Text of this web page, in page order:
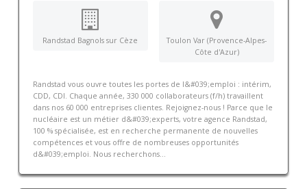
Randstad Bagnols sur Cèze
Toulon Var (Provence-Alpes-
Côte d'Azur)
Randstad vous ouvre toutes les portes de l&#039;emploi : intérim,
CDD, CDI. Chaque année, 330 000 collaborateurs (f/h) travaillent
dans nos 60 000 entreprises clientes. Rejoignez-nous ! Parce que le
nucléaire est un métier d&#039;experts, votre agence Randstad,
100 % spécialisée, est en recherche permanente de nouvelles
compétences et vous offre de nombreuses opportunités
d&#039;emploi. Nous recherchons...